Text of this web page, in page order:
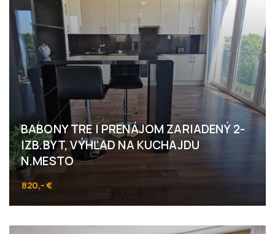
BABONY TRE I PRENÁJOM ZARIADENÝ 2-
IZB.BYT, VÝHĽAD NA KUCHAJDU
N.MESTO
820,- €